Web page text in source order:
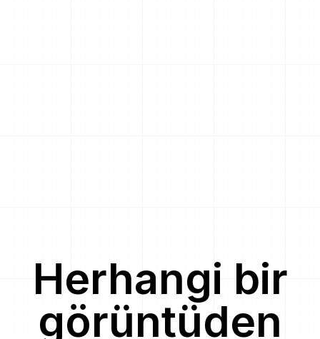
Herhangi bir
görüntüden